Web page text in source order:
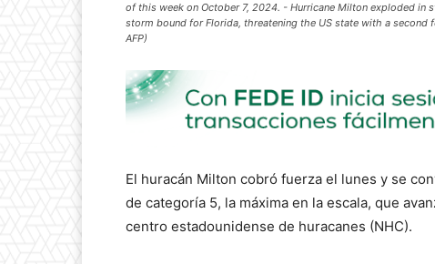
of this week on October 7, 2024. - Hurricane Milton exploded
storm bound for Florida, threatening the US state with a second
AFP)
El huracán Milton cobró fuerza el lunes y se
de categoría 5, la máxima en la escala, que
centro estadounidense de huracanes (NHC).